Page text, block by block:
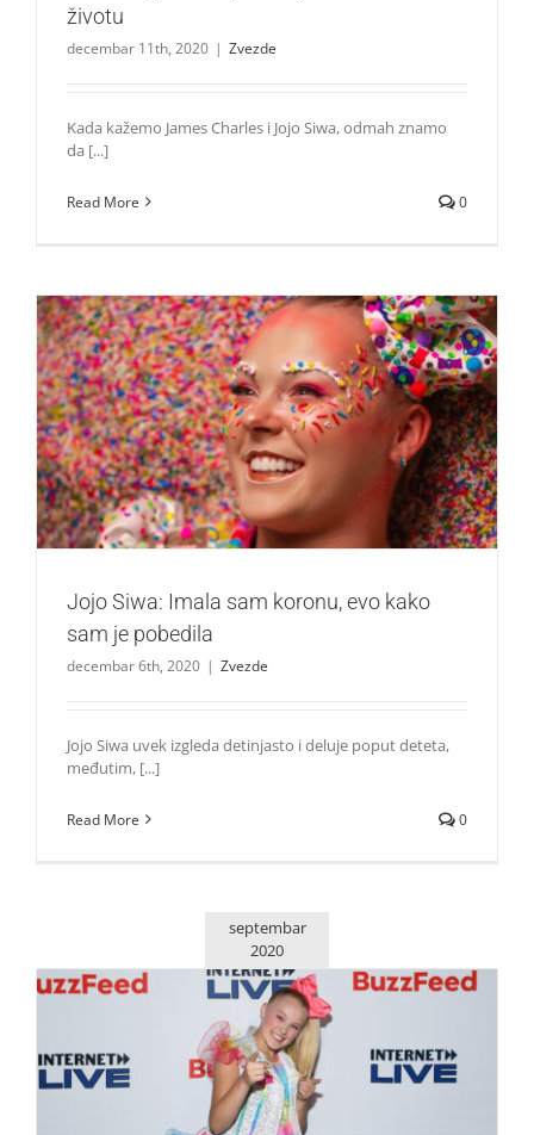
životu
decembar 11th, 2020 | Zvezde
Kada kažemo James Charles i Jojo Siwa, odmah znamo
da [...]
Read More 0
Jojo Siwa: Imala sam koronu, evo kako sam je pobedila
Zvezde
Jojo Siwa: Imala sam koronu, evo kako
sam je pobedila
decembar 6th, 2020 | Zvezde
Jojo Siwa uvek izgleda detinjasto i deluje poput deteta,
međutim, [...]
Read More 0
septembar
2020
Sve što znamo o predstojećem filmu Jojo Siwe “Bounce“